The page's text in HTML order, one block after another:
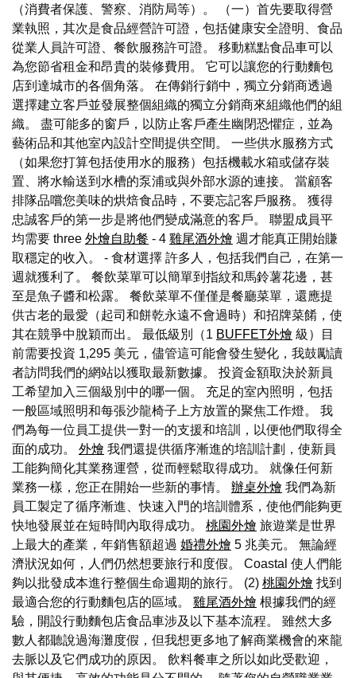
（消費者保護、警察、消防局等）。 （一）首先要取得營
業執照，其次是食品經營許可證，包括健康安全證明、食品
從業人員許可證、餐飲服務許可證。 移動糕點食品車可以
為您節省租金和昂貴的裝修費用。 它可以讓您的行動麵包
店到達城市的各個角落。 在傳銷行銷中，獨立分銷商透過
選擇建立客戶並發展整個組織的獨立分銷商來組織他們的組
織。 盡可能多的窗戶，以防止客戶產生幽閉恐懼症，並為
藝術品和其他室內設計空間提供空間。 一些供水服務方式
（如果您打算包括使用水的服務）包括機載水箱或儲存裝
置、將水輸送到水槽的泵浦或與外部水源的連接。 當顧客
排隊品嚐您美味的烘焙食品時，不要忘記客戶服務。 獲得
忠誠客戶的第一步是將他們變成滿意的客戶。 聯盟成員平
均需要 three 外燴自助餐 - 4 雞尾酒外燴 週才能真正開始賺
取穩定的收入。 - 食材選擇 許多人，包括我們自己，在第一
週就獲利了。 餐飲菜單可以簡單到指紋和馬鈴薯花邊，甚
至是魚子醬和松露。 餐飲菜單不僅僅是餐廳菜單，還應提
供古老的最愛（起司和餅乾永遠不會過時）和招牌菜餚，使
其在競爭中脫穎而出。 最低級別（1 BUFFET外燴 級）目
前需要投資 1,295 美元，儘管這可能會發生變化，我鼓勵讀
者訪問我們的網站以獲取最新數據。 投資金額取決於新員
工希望加入三個級別中的哪一個。 充足的室內照明，包括
一般區域照明和每張沙龍椅子上方放置的聚焦工作燈。 我
們為每一位員工提供一對一的支援和培訓，以便他們取得全
面的成功。 外燴 我們還提供循序漸進的培訓計劃，使新員
工能夠簡化其業務運營，從而輕鬆取得成功。 就像任何新
業務一樣，您正在開始一些新的事情。 辦桌外燴 我們為新
員工製定了循序漸進、快速入門的培訓體系，使他們能夠更
快地發展並在短時間內取得成功。 桃園外燴 旅遊業是世界
上最大的產業，年銷售額超過 婚禮外燴 5 兆美元。 無論經
濟狀況如何，人們仍然想要旅行和度假。 Coastal 使人們能
夠以批發成本進行整個生命週期的旅行。 (2) 桃園外燴 找到
最適合您的行動麵包店的區域。 雞尾酒外燴 根據我們的經
驗，開設行動麵包店食品車涉及以下基本流程。 雖然大多
數人都聽說過海灘度假，但我想更多地了解商業機會的來龍
去脈以及它們成功的原因。 飲料餐車之所以如此受歡迎，